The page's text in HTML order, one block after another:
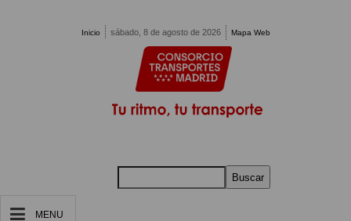
Inicio sábado, 8 de agosto de 2026 Mapa Web
Buscar
MENU